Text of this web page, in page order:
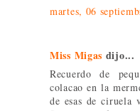
martes, 06
Miss Migas dijo...
Recuerdo de
colacao en la
de esas de ciruela